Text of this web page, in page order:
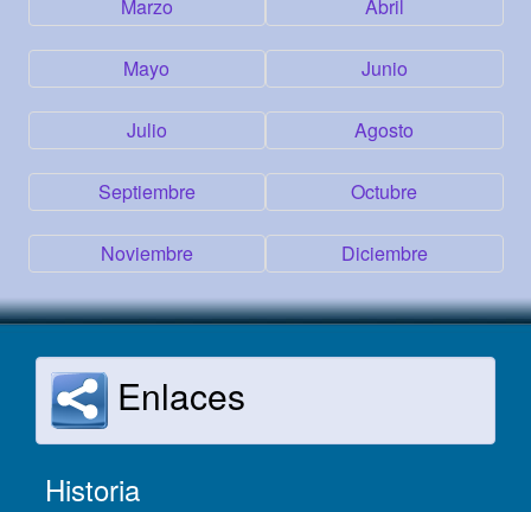
Marzo Abril
Mayo Junio
Julio Agosto
Septiembre Octubre
Noviembre Diciembre
Enlaces
Historia